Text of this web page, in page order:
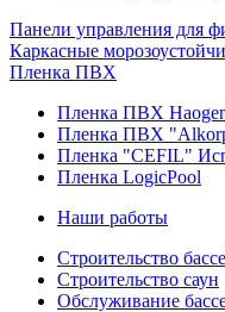
Панели управления для
Каркасные
Пленка ПВХ
Пленка ПВХ
Пленка ПВХ
Пленка "CEFIL"
Пленка LogicPool
Наши работы
Строительство
Строительство саун
Обслуживание